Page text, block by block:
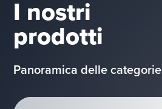
I nostri
prodotti
Panoramica delle categorie